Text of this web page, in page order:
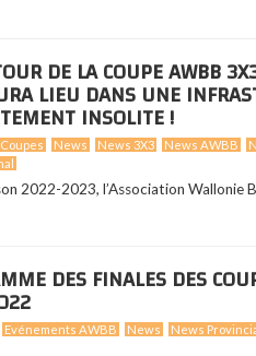
DE LA COUPE AWBB
LIEU DANS UNE
INSOLITE !
Coupes News News 3X3 News AWBB
2022-2023, l’Association Wallonie
DES FINALES DES
Evénements AWBB News News